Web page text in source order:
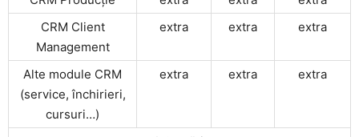
CRM Client
Management
extra extra extra
Alte module CRM
(service, închirieri,
cursuri…)
extra extra extra